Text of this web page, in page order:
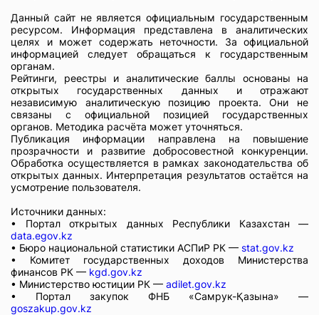
Данный сайт не является официальным государственным
ресурсом. Информация представлена в аналитических
целях и может содержать неточности. За официальной
информацией следует обращаться к государственным
органам.
Рейтинги, реестры и аналитические баллы основаны на
открытых государственных данных и отражают
независимую аналитическую позицию проекта. Они не
связаны с официальной позицией государственных
органов. Методика расчёта может уточняться.
Публикация информации направлена на повышение
прозрачности и развитие добросовестной конкуренции.
Обработка осуществляется в рамках законодательства об
открытых данных. Интерпретация результатов остаётся на
усмотрение пользователя.
Источники данных:
• Портал открытых данных Республики Казахстан —
data.egov.kz
• Бюро национальной статистики АСПиР РК — stat.gov.kz
• Комитет государственных доходов Министерства
финансов РК — kgd.gov.kz
• Министерство юстиции РК — adilet.gov.kz
• Портал закупок ФНБ «Самрук-Қазына» —
goszakup.gov.kz